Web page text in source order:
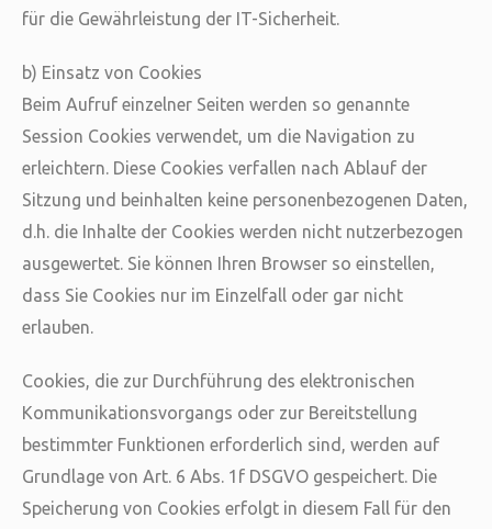
für die Gewährleistung der IT-Sicherheit.
b) Einsatz von Cookies
Beim Aufruf einzelner Seiten werden so genannte
Session Cookies verwendet, um die Navigation zu
erleichtern. Diese Cookies verfallen nach Ablauf der
Sitzung und beinhalten keine personenbezogenen Daten,
d.h. die Inhalte der Cookies werden nicht nutzerbezogen
ausgewertet. Sie können Ihren Browser so einstellen,
dass Sie Cookies nur im Einzelfall oder gar nicht
erlauben.
Cookies, die zur Durchführung des elektronischen
Kommunikationsvorgangs oder zur Bereitstellung
bestimmter Funktionen erforderlich sind, werden auf
Grundlage von Art. 6 Abs. 1f DSGVO gespeichert. Die
Speicherung von Cookies erfolgt in diesem Fall für den